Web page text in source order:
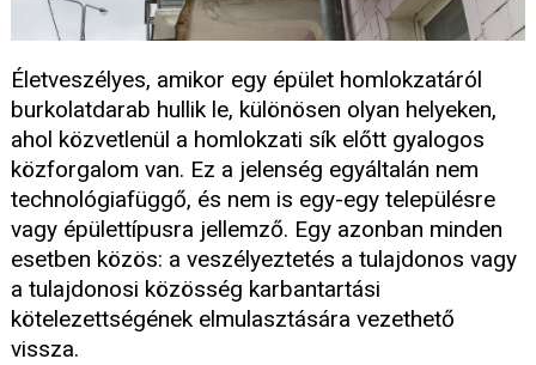
Életveszélyes, amikor egy épület homlokzatáról
burkolatdarab hullik le, különösen olyan helyeken,
ahol közvetlenül a homlokzati sík előtt gyalogos
közforgalom van. Ez a jelenség egyáltalán nem
technológiafüggő, és nem is egy-egy településre
vagy épülettípusra jellemző. Egy azonban minden
esetben közös: a veszélyeztetés a tulajdonos vagy
a tulajdonosi közösség karbantartási
kötelezettségének elmulasztására vezethető
vissza.